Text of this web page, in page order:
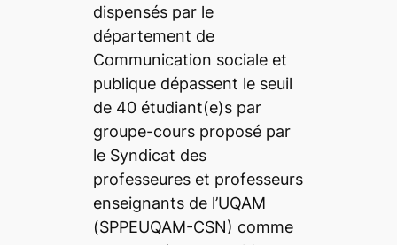
dispensés par le
département de
Communication sociale et
publique dépassent le seuil
de 40 étudiant(e)s par
groupe-cours proposé par
le Syndicat des
professeures et professeurs
enseignants de l’UQAM
(SPPEUQAM-CSN) comme